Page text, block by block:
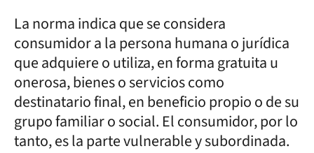
La norma indica que se considera
consumidor a la persona humana o jurídica
que adquiere o utiliza, en forma gratuita u
onerosa, bienes o servicios como
destinatario final, en beneficio propio o de su
grupo familiar o social. El consumidor, por lo
tanto, es la parte vulnerable y subordinada.